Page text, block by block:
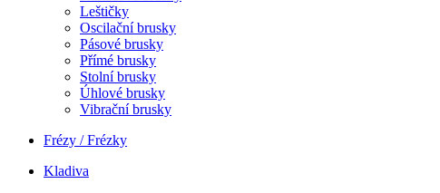
Leštičky
Oscilační brusky
Pásové brusky
Přímé brusky
Stolní brusky
Úhlové brusky
Vibrační brusky
Frézy / Frézky
Kladiva